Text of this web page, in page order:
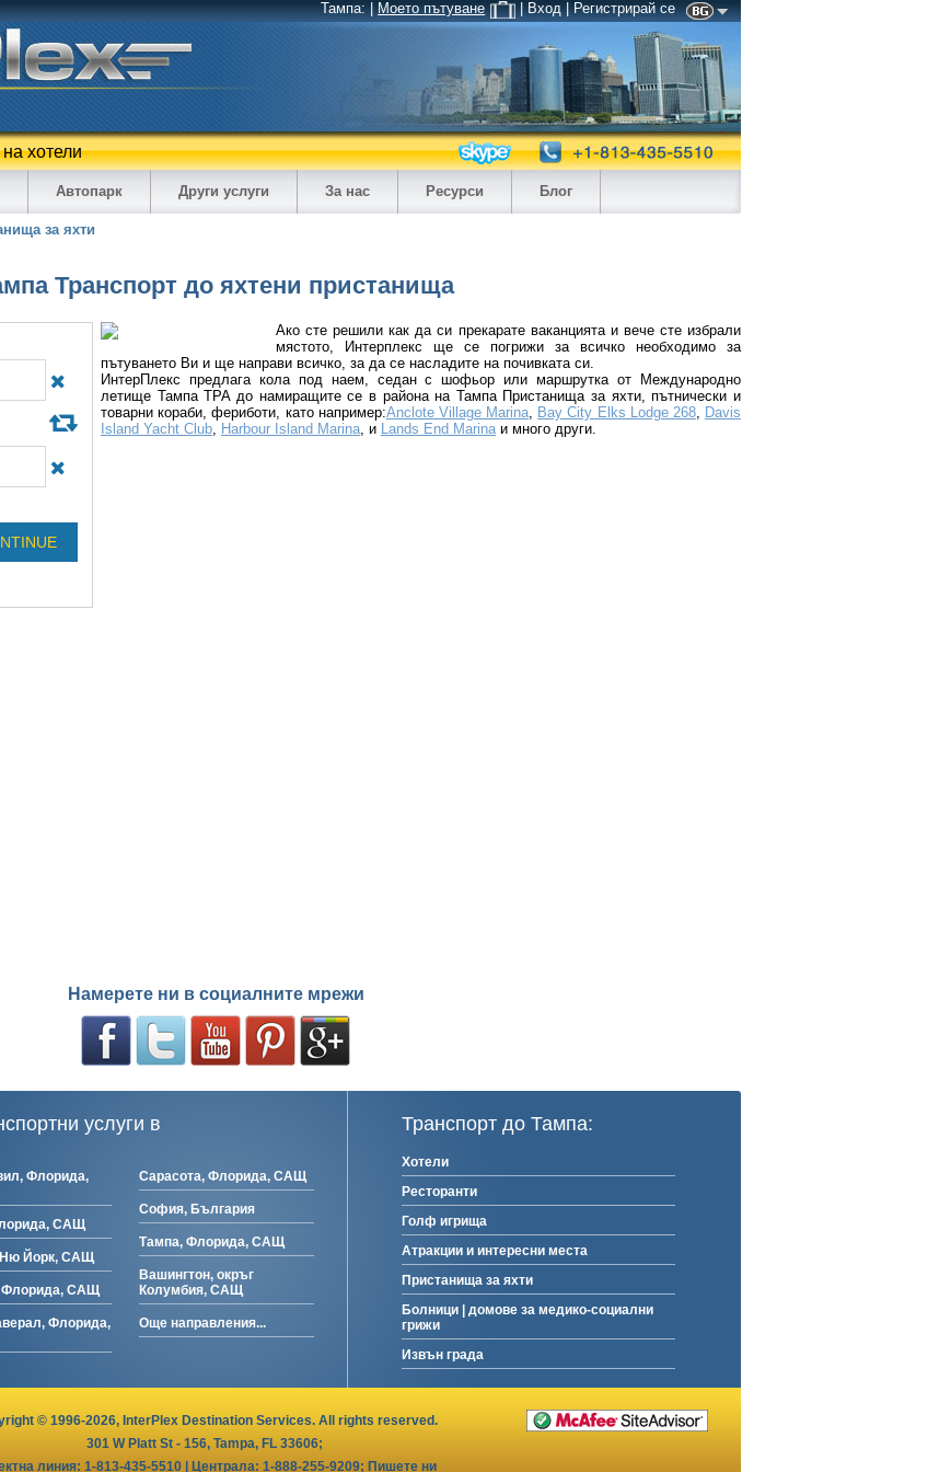
Тампа:|Моето пътуване | Вход | Регистрирай се
хотели
Автопарк Други услуги За нас Ресурси Блог
за яхти
Транспорт до яхтени пристанища
Ако сте решили как да си прекарате ваканцията и вече сте избрали
мястото, Интерплекс ще се погрижи за всичко необходимо за
пътуването Ви и ще направи всичко, за да се насладите на почивката си.
ИнтерПлекс предлага кола под наем, седан с шофьор или маршрутка от Международно
летище Тампа TPA до намиращите се в района на Тампа Пристанища за яхти, пътнически и
товарни кораби, фериботи, като например:Anclote Village Marina, Bay City Elks Lodge 268, Davis
Island Yacht Club, Harbour Island Marina, и Lands End Marinaи много други.
Намерете ни в социалните мрежи
услуги в
Флорида,
САЩ
Йорк, САЩ
Флорида, САЩ
Флорида,
Сарасота, Флорида, САЩ
София, България
Тампа, Флорида, САЩ
Вашингтон, окръг
Колумбия, САЩ
Още направления...
Транспорт до Тампа:
Хотели
Ресторанти
Голф игрища
Атракции и интересни места
Пристанища за яхти
Болници
домове за медико-социални
грижи
Извън града
© 1996-2026, InterPlexDestination Services. All rights reserved.
301 W Platt St - 156, Tampa, FL 33606;
линия: 1-813-435-5510 | Централа: 1-888-255-9209; Пишете ни